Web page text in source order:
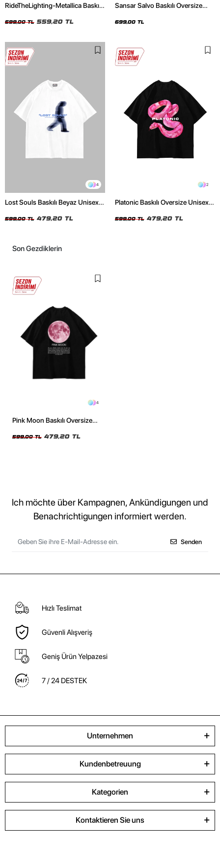
RideTheLighting-Metallica Baskılı
Tshirt
699,00 TL 559,20 TL
Sansar Salvo Baskılı Oversize
699,00 TL
4
Lost Souls Baskılı Beyaz Unisex
599,00 TL 479,20 TL
2
Platonic Baskılı Oversize Unisex
599,00 TL 479,20 TL
Son Gezdiklerin
4
Pink Moon Baskılı Oversize
599,00 TL 479,20 TL
Ich möchte über Kampagnen, Ankündigungen und
Benachrichtigungen informiert werden.
Senden
Hızlı Teslimat
Güvenli Alışveriş
Geniş Ürün Yelpazesi
7 / 24 DESTEK
Unternehmen
Kundenbetreuung
Kategorien
Kontaktieren Sie uns